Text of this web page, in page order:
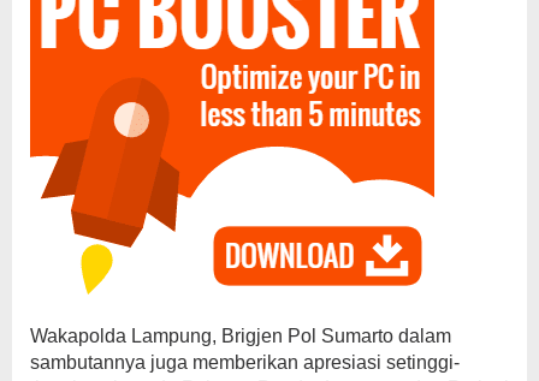
Wakapolda Lampung, Brigjen Pol Sumarto dalam
sambutannya juga memberikan apresiasi setinggi-